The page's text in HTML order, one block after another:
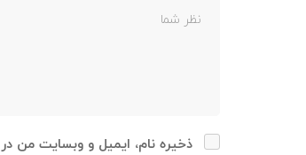
ذخیره نام، ایمیل و وبسایت من